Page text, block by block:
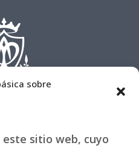
sobre
sitio web, cuyo